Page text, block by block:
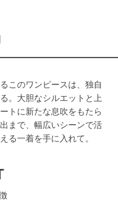
このワンピースは、独自
。大胆なシルエットと上
トに新たな息吹をもたら
まで、幅広いシーンで活
る一着を手に入れて。